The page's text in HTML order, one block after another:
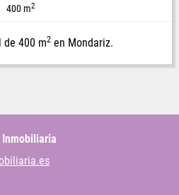
400 m2
de 400 m2en Mondariz.
Inmobiliaria